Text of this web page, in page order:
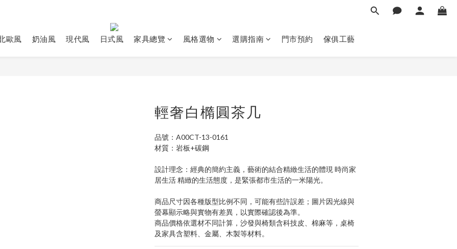
歐風 奶油風 現代風 日式風 家具總覽 風格選物 選購指南 門市預約 傢俱工藝
輕奢白橢圓茶几
品號：A00CT-13-0161
材質：岩板+碳鋼
設計理念：經典的簡約主義，藝術的結合精緻生活的體現 時尚家
居生活 精緻的生活態度，是緊張都市生活的一米陽光。
商品尺寸因各種版型比例不同，可能有些許誤差；圖片因光線與
螢幕顯示略與實物有差異，以實際確認後為準。
商品價格依選材不同計算，沙發與椅類含科技皮、棉麻等，桌椅
及家具含塑料、金屬、木製等材料。